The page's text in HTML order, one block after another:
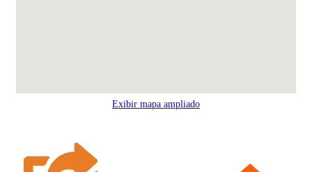
Exibir mapa ampliado